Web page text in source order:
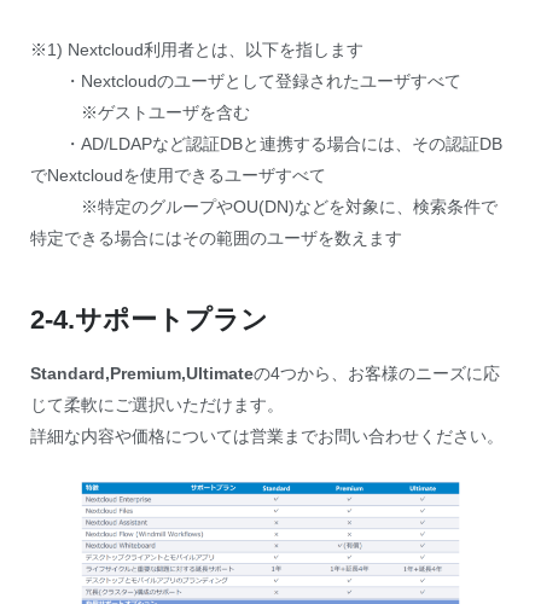
※1) Nextcloud利用者とは、以下を指します
・Nextcloudのユーザとして登録されたユーザすべて
※ゲストユーザを含む
・AD/LDAPなど認証DBと連携する場合には、その認証DB
でNextcloudを使用できるユーザすべて
※特定のグループやOU(DN)などを対象に、検索条件で
特定できる場合にはその範囲のユーザを数えます
2-4.サポートプラン
Standard,Premium,Ultimateの4つから、お客様のニーズに応
じて柔軟にご選択いただけます。
詳細な内容や価格については営業までお問い合わせください。